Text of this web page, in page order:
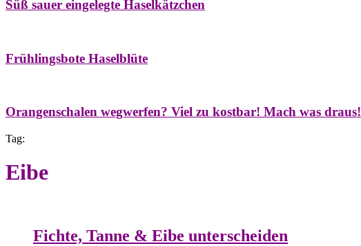
Süß sauer eingelegte Haselkätzchen
Frühlingsbote Haselblüte
Orangenschalen wegwerfen? Viel zu kostbar! Mach was draus!
Tag:
Eibe
Fichte, Tanne & Eibe unterscheiden